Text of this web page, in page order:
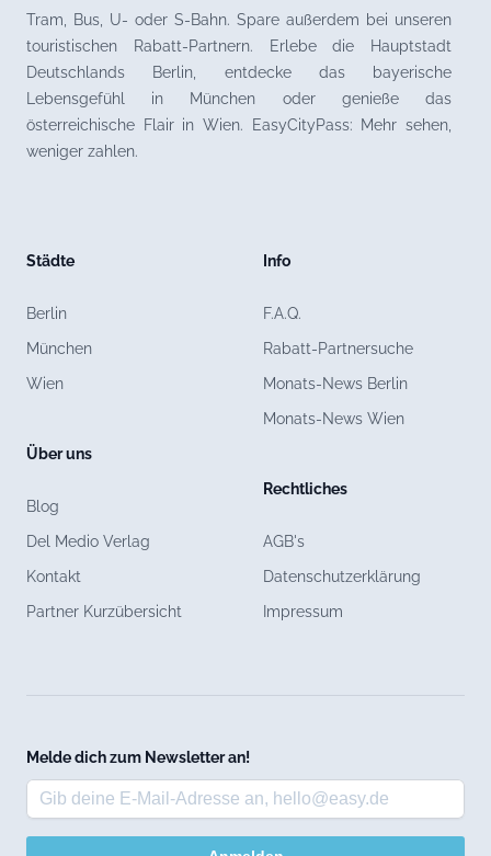
Tram, Bus, U- oder S-Bahn. Spare außerdem bei unseren
touristischen Rabatt-Partnern. Erlebe die Hauptstadt
Deutschlands Berlin, entdecke das bayerische
Lebensgefühl in München oder genieße das
österreichische Flair in Wien. EasyCityPass: Mehr sehen,
weniger zahlen.
Städte
Berlin
München
Wien
Über uns
Blog
Del Medio Verlag
Kontakt
Partner Kurzübersicht
Info
F.A.Q.
Rabatt-Partnersuche
Monats-News Berlin
Monats-News Wien
Rechtliches
AGB's
Datenschutzerklärung
Impressum
Melde dich zum Newsletter an!